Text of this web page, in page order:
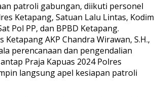
patroli gabungan, diikuti personel
Ketapang, Satuan Lalu Lintas, Kodim
Pol PP, dan BPBD Ketapang.
Ketapang AKP Chandra Wirawan, S.H.,
perencanaan dan pengendalian
Praja Kapuas 2024 Polres
langsung apel kesiapan patroli